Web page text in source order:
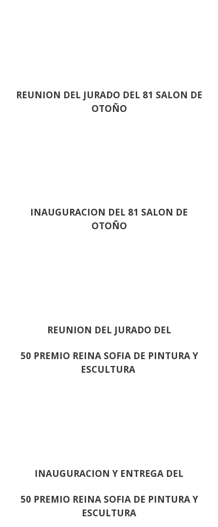
REUNION DEL JURADO DEL 81 SALON DE
OTOÑO
INAUGURACION DEL 81 SALON DE
OTOÑO
REUNION DEL JURADO DEL
50 PREMIO REINA SOFIA DE PINTURA Y
ESCULTURA
INAUGURACION Y ENTREGA DEL
50 PREMIO REINA SOFIA DE PINTURA Y
ESCULTURA